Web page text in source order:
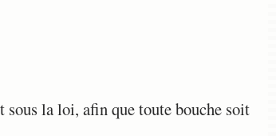
la loi, afin que toute bouche soit